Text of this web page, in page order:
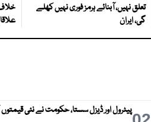
تعلق نہیں، آبنائے ہرمز فوری نہیں کھلے
گی، ایران
پیٹرول اور ڈیزل سستا، حکومت نے نئی قیمتوں